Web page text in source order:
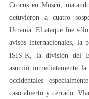
Crocus en Moscú,
detuvieron a cuatro
Ucrania. El ataque fue
avisos internacionales, la
ISIS-K, la división del
asumió inmediatamente
occidentales
caso abierto y cerrado.